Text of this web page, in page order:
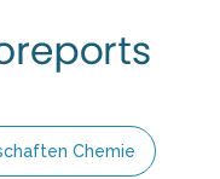
Chemie